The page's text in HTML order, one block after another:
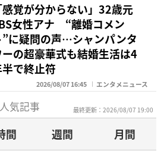
感覚が分からない」32歳元
女性アナ “離婚コメン
”に疑問の声…シャンパンタ
ーの超豪華式も結婚生活は4
で終止符
2026/08/07 16:45 エンタメニュース
気記事 最終更新：2026/08/07 19:00
間 週間
月間